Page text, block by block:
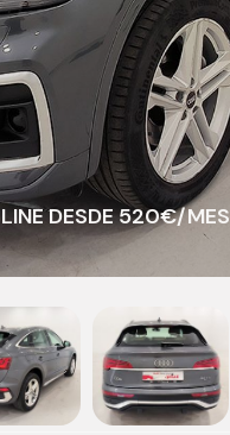
DESDE 520€/MES